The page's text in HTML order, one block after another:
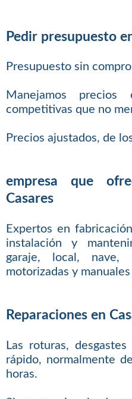
Pedir presupuesto
Presupuesto sin
Manejamos precios
competitivas que no
Precios ajustados, de
empresa que
Casares
Expertos en
instalación y
garaje, local, nave,
motorizadas y
Reparaciones en
Las roturas,
rápido, normalmente
horas.